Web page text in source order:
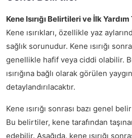
Kene Isırığı Belirtileri ve İlk
Kene ısırıkları, özellikle yaz
sağlık sorunudur. Kene ısırığı
genellikle hafif veya ciddi olabilir.
ısırığına bağlı olarak görülen
detaylandırılacaktır.
Kene ısırığı sonrası bazı genel
Bu belirtiler, kene tarafından
edebilir. Aşağıda, kene ısırığı